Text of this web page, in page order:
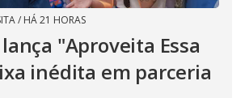
/ HÁ 21 HORAS
"Aproveita Essa
inédita em parceria